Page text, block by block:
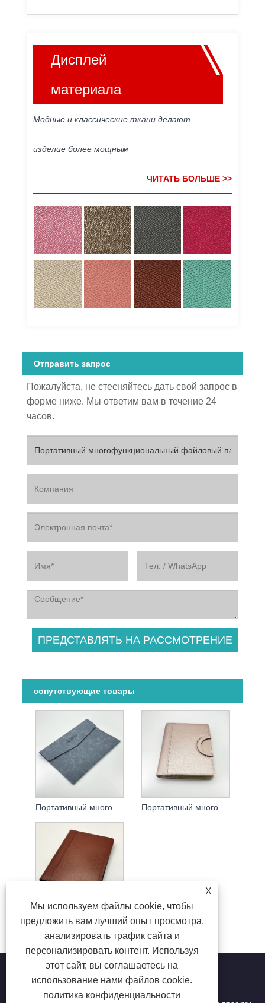
Дисплей
материала
Модные и классические ткани делают
изделие более мощным
ЧИТАТЬ БОЛЬШЕ >>
Отправить запрос
Пожалуйста, не стесняйтесь дать свой запрос в
форме ниже. Мы ответим вам в течение 24
часов.
сопутствующие товары
Портативный многофункциональный файловый пакет Портативный многофункциональный файловый пакет
Портативный многофункциональный файловый пакет
X
Мы используем файлы cookie, чтобы
предложить вам лучший опыт просмотра,
анализировать трафик сайта и
персонализировать контент. Используя
этот сайт, вы соглашаетесь на
использование нами файлов cookie.
политика конфиденциальности